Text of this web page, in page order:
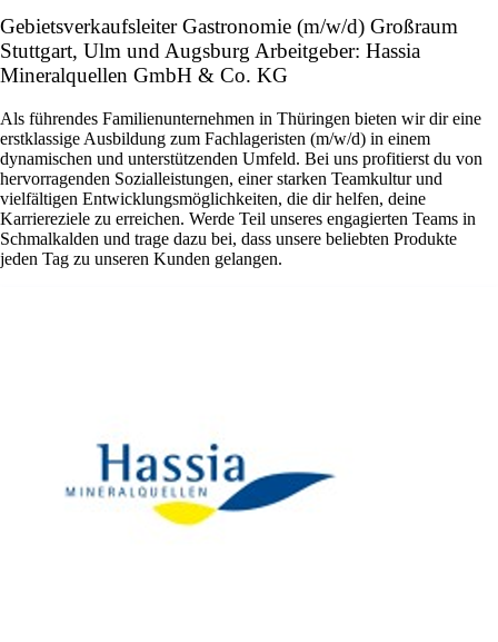
Gebietsverkaufsleiter Gastronomie (m/w/d) Großraum
Stuttgart, Ulm und Augsburg Arbeitgeber: Hassia
Mineralquellen GmbH & Co. KG
Als führendes Familienunternehmen in Thüringen bieten wir dir eine
erstklassige Ausbildung zum Fachlageristen (m/w/d) in einem
dynamischen und unterstützenden Umfeld. Bei uns profitierst du von
hervorragenden Sozialleistungen, einer starken Teamkultur und
vielfältigen Entwicklungsmöglichkeiten, die dir helfen, deine
Karriereziele zu erreichen. Werde Teil unseres engagierten Teams in
Schmalkalden und trage dazu bei, dass unsere beliebten Produkte
jeden Tag zu unseren Kunden gelangen.